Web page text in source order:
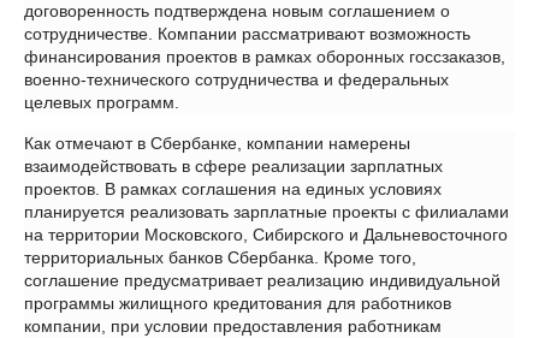
договоренность подтверждена новым соглашением о
сотрудничестве. Компании рассматривают возможность
финансирования проектов в рамках оборонных госсзаказов,
военно-технического сотрудничества и федеральных
целевых программ.
Как отмечают в Сбербанке, компании намерены
взаимодействовать в сфере реализации зарплатных
проектов. В рамках соглашения на единых условиях
планируется реализовать зарплатные проекты с филиалами
на территории Московского, Сибирского и Дальневосточного
территориальных банков Сбербанка. Кроме того,
соглашение предусматривает реализацию индивидуальной
программы жилищного кредитования для работников
компании, при условии предоставления работникам